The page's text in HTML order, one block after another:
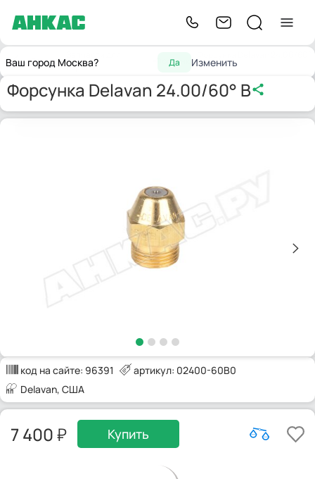
Ваш город Москва? Да Изменить
Главнаягорелок
ФорсункиB
Форсунка Delavan 24.00/60° B
код на сайте: 96391
артикул: 02400-60B0
Delavan, США
7 400 Купить